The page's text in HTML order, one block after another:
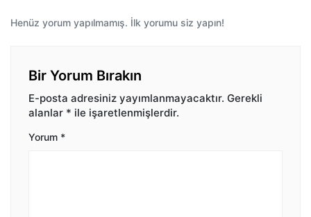
Henüz yorum yapılmamış. İlk yorumu siz yapın!
Bir Yorum Bırakın
E-posta adresiniz yayımlanmayacaktır. Gerekli
alanlar * ile işaretlenmişlerdir.
Yorum *